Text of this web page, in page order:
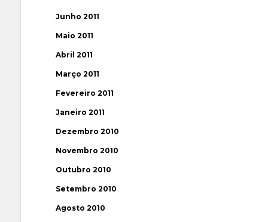
Junho 2011
Maio 2011
Abril 2011
Março 2011
Fevereiro 2011
Janeiro 2011
Dezembro 2010
Novembro 2010
Outubro 2010
Setembro 2010
Agosto 2010